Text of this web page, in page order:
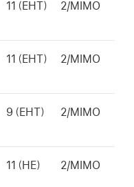
11（EHT） 2/MIMO
11（EHT） 2/MIMO
9（EHT） 2/MIMO
11（HE） 2/MIMO